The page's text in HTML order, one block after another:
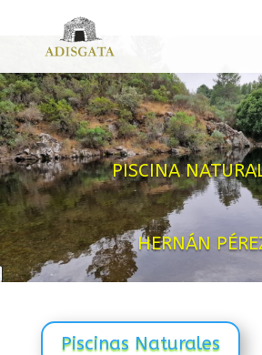
PISCINA
HERNÁN
Piscinas Naturales